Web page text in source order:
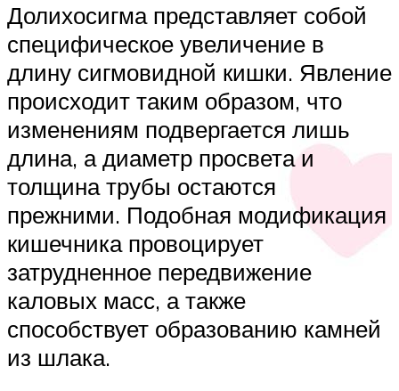
Долихосигма представляет собой
специфическое увеличение в
длину сигмовидной кишки. Явление
происходит таким образом, что
изменениям подвергается лишь
длина, а диаметр просвета и
толщина трубы остаются
прежними. Подобная модификация
кишечника провоцирует
затрудненное передвижение
каловых масс, а также
способствует образованию камней
из шлака.